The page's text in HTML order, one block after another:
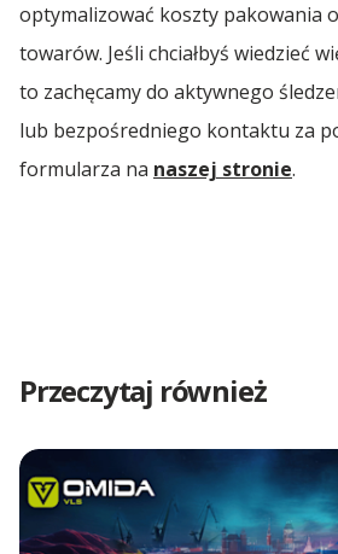
Spedycja Żerniki
optymalizować koszty pakowania
towarów. Jeśli chciałbyś wiedzieć
to zachęcamy do aktywnego
lub bezpośredniego kontaktu za
formularza na naszej stronie.
Przeczytaj również